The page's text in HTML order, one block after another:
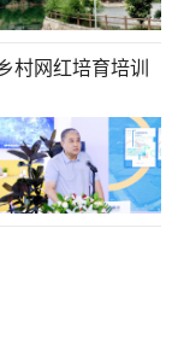
网红培育培训